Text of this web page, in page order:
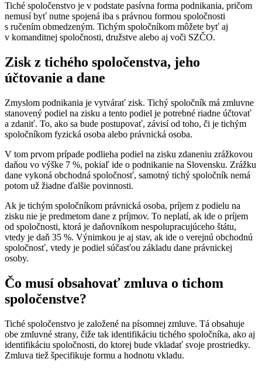
Tiché spoločenstvo je v podstate pasívna forma podnikania, pričom
nemusí byť nutne spojená iba s právnou formou spoločnosti
s ručením obmedzeným. Tichým spoločníkom môžete byť aj
v komanditnej spoločnosti, družstve alebo aj voči SZČO.
Zisk z tichého spoločenstva, jeho
účtovanie a dane
Zmyslom podnikania je vytvárať zisk. Tichý spoločník má zmluvne
stanovený podiel na zisku a tento podiel je potrebné riadne účtovať
a zdaniť. To, ako sa bude postupovať, závisí od toho, či je tichým
spoločníkom fyzická osoba alebo právnická osoba.
V tom prvom prípade podlieha podiel na zisku zdaneniu zrážkovou
daňou vo výške 7 %, pokiaľ ide o podnikanie na Slovensku. Zrážku
dane vykoná obchodná spoločnosť, samotný tichý spoločník nemá
potom už žiadne ďalšie povinnosti.
Ak je tichým spoločníkom právnická osoba, príjem z podielu na
zisku nie je predmetom dane z príjmov. To neplatí, ak ide o príjem
od spoločnosti, ktorá je daňovníkom nespolupracujúceho štátu,
vtedy je daň 35 %. Výnimkou je aj stav, ak ide o verejnú obchodnú
spoločnosť, vtedy je podiel súčasťou základu dane právnickej
osoby.
Čo musí obsahovať zmluva o tichom
spoločenstve?
Tiché spoločenstvo je založené na písomnej zmluve. Tá obsahuje
obe zmluvné strany, čiže tak identifikáciu tichého spoločníka, ako aj
identifikáciu spoločnosti, do ktorej bude vkladať svoje prostriedky.
Zmluva tiež špecifikuje formu a hodnotu vkladu.